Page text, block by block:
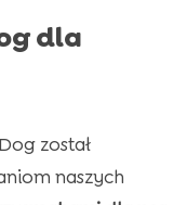
dla
został
naszych